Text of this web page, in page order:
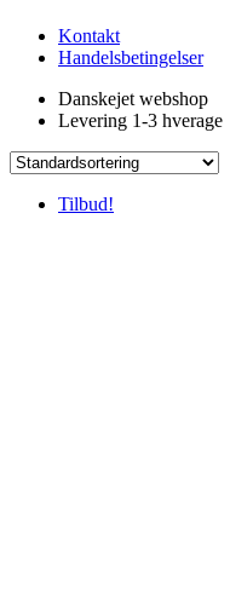
Kontakt
Handelsbetingelser
Danskejet webshop
Levering 1-3 hverage
Tilbud!